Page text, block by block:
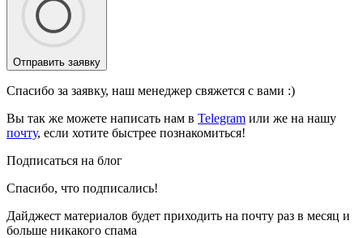
Отправить заявку
Спасибо за заявку, наш менеджер свяжется с вами :)
Вы так же можете написать нам в Telegram или же на нашу
почту, если хотите быстрее познакомиться!
Подписаться на блог
Спасибо, что подписались!
Дайджест материалов будет приходить на почту раз в месяц и
больше никакого спама